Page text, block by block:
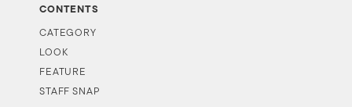
CONTENTS
CATEGORY
LOOK
FEATURE
STAFF SNAP